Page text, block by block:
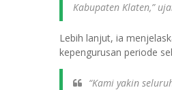
Kabupaten Klaten,”
Lebih lanjut, ia
kepengurusan periode
“Kami yakin